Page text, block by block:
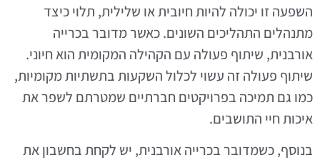
השפעה זו יכולה להיות חיובית או שלילית, תלוי כיצד
מתנהלים התהליכים השונים. כאשר מדובר בכרייה
אורבנית, שיתוף פעולה עם הקהילה המקומית הוא חיוני.
שיתוף פעולה זה עשוי לכלול השקעות בתשתיות מקומיות,
כמו גם תמיכה בפרויקטים חברתיים שמטרתם לשפר את
איכות חיי התושבים.
בנוסף, כשמדובר בכרייה אורבנית, יש לקחת בחשבון את